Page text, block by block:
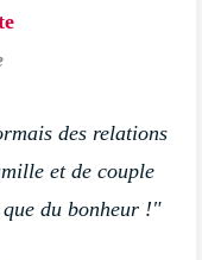
des relations
et de couple
que du bonheur !"